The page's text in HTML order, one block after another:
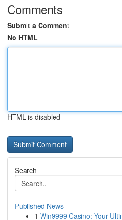
Comments
Submit a Comment
No HTML
HTML is disabled
Search
Published News
1 Win9999 Casino: Your